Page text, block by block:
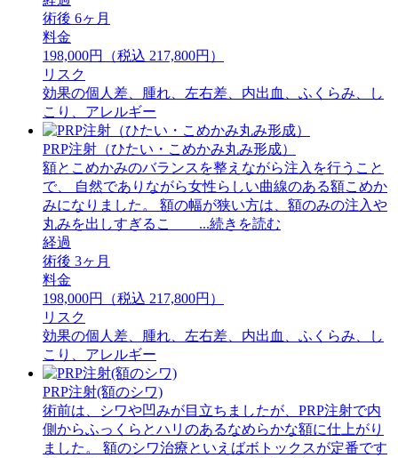
術後 6ヶ月
料金
198,000円（税込 217,800円）
リスク
効果の個人差、腫れ、左右差、内出血、ふくらみ、し
こり、アレルギー
PRP注射（ひたい・こめかみ丸み形成）
額とこめかみのバランスを整えながら注入を行うこと
で、 自然でありながら女性らしい曲線のある額こめか
みになりました。 額の幅が狭い方は、額のみの注入や
丸みを出しすぎるこ ...続きを読む
経過
術後 3ヶ月
料金
198,000円（税込 217,800円）
リスク
効果の個人差、腫れ、左右差、内出血、ふくらみ、し
こり、アレルギー
PRP注射(額のシワ)
術前は、シワや凹みが目立ちましたが、PRP注射で内
側からふっくらとハリのあるなめらかな額に仕上がり
ました。 額のシワ治療といえばボトックスが定番です